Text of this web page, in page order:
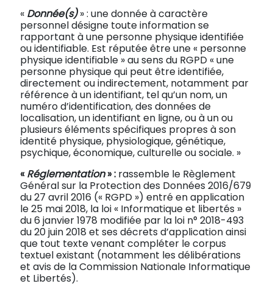
« Donnée(s)» : une donnée à caractère
personnel désigne toute information se
rapportant à une personne physique identifiée
ou identifiable. Est réputée être une « personne
physique identifiable » au sens du RGPD « une
personne physique qui peut être identifiée,
directement ou indirectement, notamment par
référence à un identifiant, tel qu’un nom, un
numéro d’identification, des données de
localisation, un identifiant en ligne, ou à un ou
plusieurs éléments spécifiques propres à son
identité physique, physiologique, génétique,
psychique, économique, culturelle ou sociale. »
«Réglementation» : rassemble le Règlement
Général sur la Protection des Données 2016/679
du 27 avril 2016 (« RGPD ») entré en application
le 25 mai 2018, la loi « Informatique et libertés »
du 6 janvier 1978 modifiée par la loi n° 2018-493
du 20 juin 2018 et ses décrets d’application ainsi
que tout texte venant compléter le corpus
textuel existant (notamment les délibérations
et avis de la Commission Nationale Informatique
et Libertés).